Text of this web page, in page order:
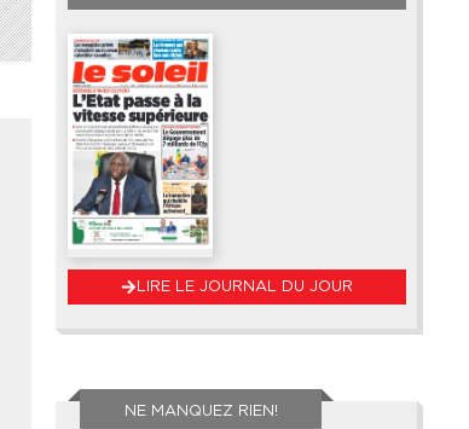
LIRE LE JOURNAL DU JOUR
NE MANQUEZ RIEN!